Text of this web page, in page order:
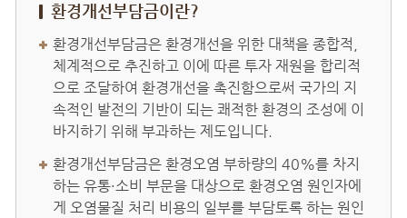
환경개선부담금이란?
환경개선부담금은 환경개선을 위한 대책을 종합적,
체계적으로 추진하고 이에 따른 투자 재원을 합리적
으로 조달하여 환경개선을 촉진함으로써 국가의 지
속적인 발전의 기반이 되는 쾌적한 환경의 조성에 이
바지하기 위해 부과하는 제도입니다.
환경개선부담금은 환경오염 부하량의 40%를 차지
하는 유통·소비 부문을 대상으로 환경오염 원인자에
게 오염물질 처리 비용의 일부를 부담토록 하는 원인